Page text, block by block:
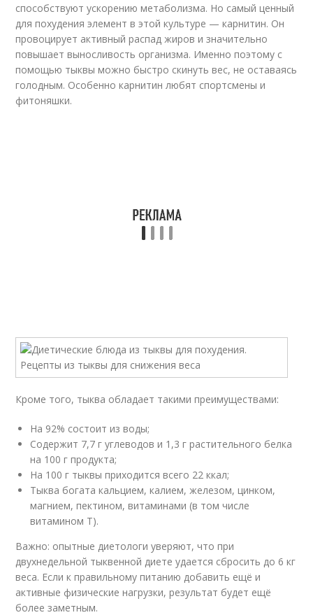
способствуют ускорению метаболизма. Но самый ценный
для похудения элемент в этой культуре — карнитин. Он
провоцирует активный распад жиров и значительно
повышает выносливость организма. Именно поэтому с
помощью тыквы можно быстро скинуть вес, не оставаясь
голодным. Особенно карнитин любят спортсмены и
фитоняшки.
Кроме того, тыква обладает такими преимуществами:
На 92% состоит из воды;
Содержит 7,7 г углеводов и 1,3 г растительного белка
на 100 г продукта;
На 100 г тыквы приходится всего 22 ккал;
Тыква богата кальцием, калием, железом, цинком,
магнием, пектином, витаминами (в том числе
витамином Т).
Важно: опытные диетологи уверяют, что при
двухнедельной тыквенной диете удается сбросить до 6 кг
веса. Если к правильному питанию добавить ещё и
активные физические нагрузки, результат будет ещё
более заметным.